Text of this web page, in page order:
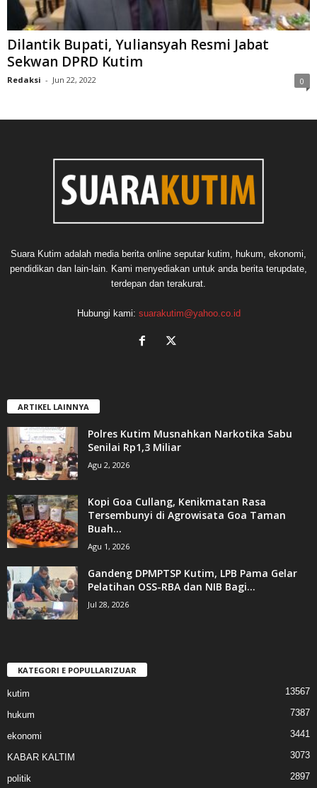
Dilantik Bupati, Yuliansyah Resmi Jabat
Sekwan DPRD Kutim
Redaksi - Jun 22, 2022 0
Suara Kutim adalah media berita online seputar kutim, hukum, ekonomi,
pendidikan dan lain-lain. Kami menyediakan untuk anda berita terupdate,
terdepan dan terakurat.
Hubungi kami: suarakutim@yahoo.co.id
ARTIKEL LAINNYA
Polres Kutim Musnahkan Narkotika Sabu
Senilai Rp1,3 Miliar
Agu 2, 2026
Kopi Goa Cullang, Kenikmatan Rasa
Tersembunyi di Agrowisata Goa Taman
Buah...
Agu 1, 2026
Gandeng DPMPTSP Kutim, LPB Pama Gelar
Pelatihan OSS-RBA dan NIB Bagi...
Jul 28, 2026
KATEGORI E POPULLARIZUAR
kutim 13567
hukum 7387
ekonomi 3441
KABAR KALTIM 3073
politik 2897